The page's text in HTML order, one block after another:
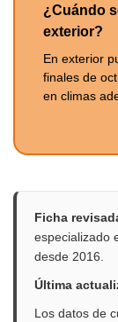
¿Cuándo
exterior?
En exterior
finales de
en climas
Ficha
especializado
desde 2016.
Última
Los datos de